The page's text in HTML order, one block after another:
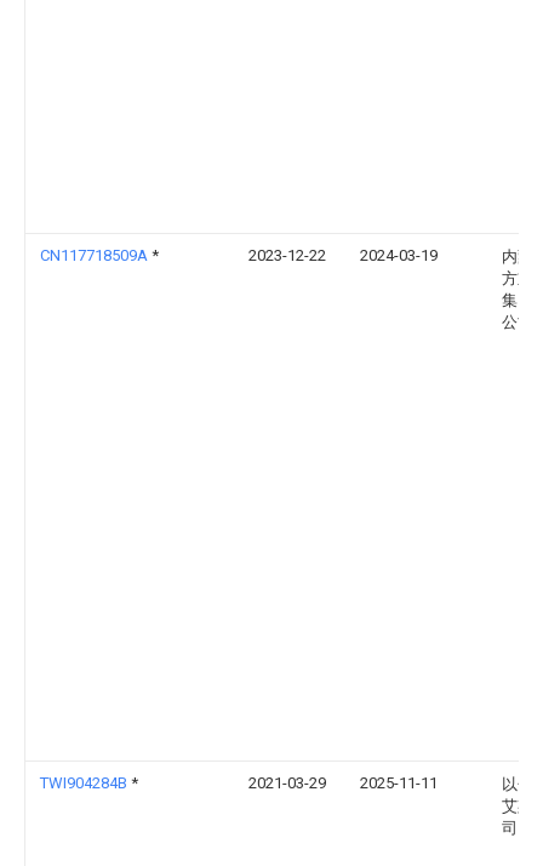
CN117718509A * 2023-12-22 2024-03-19
内蒙
方重
集团
公司
TWI904284B * 2021-03-29 2025-11-11
以色
艾斯
司